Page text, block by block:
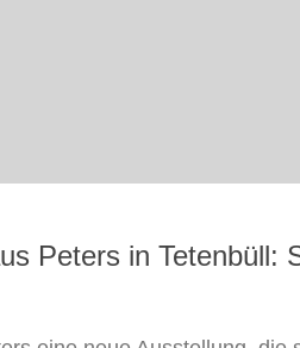
Peters in Tetenbüll: